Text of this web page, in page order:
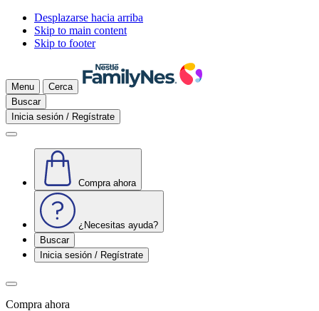
Desplazarse hacia arriba
Skip to main content
Skip to footer
Menu
Cerca
Buscar
Inicia sesión / Regístrate
Compra ahora
¿Necesitas ayuda?
Buscar
Inicia sesión / Regístrate
Compra ahora